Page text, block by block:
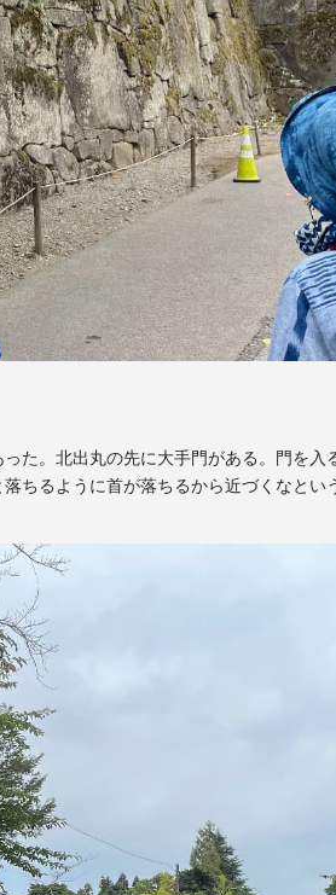
た。北出丸の先に大手門がある。門を入
ちるように首が落ちるから近づくなとい